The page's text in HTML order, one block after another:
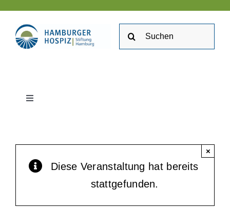
Zum
Inhalt
springen
Suche
nach:
Toggle
Kontakt
Diese Veranstaltung hat bereits
stattgefunden.
×